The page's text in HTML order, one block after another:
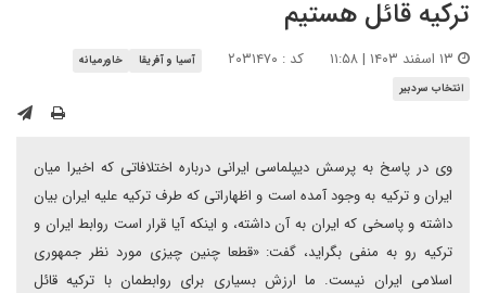
ترکیه قائل هستیم
کد : ۲۰۳۱۴۷۰ آسیا و آفریقا
خاورمیانه
انتخاب سردبیر
وی در پاسخ به پرسش دیپلماسی ایرانی درباره اختلافاتی که اخیرا میان
ایران و ترکیه به وجود آمده است و اظهاراتی که طرف ترکیه علیه ایران بیان
داشته و پاسخی که ایران به آن داشته، و اینکه آیا قرار است روابط ایران و
ترکیه رو به منفی بگراید، گفت: «قطعا چنین چیزی مورد نظر جمهوری
اسلامی ایران نیست. ما ارزش بسیاری برای روابطمان با ترکیه قائل